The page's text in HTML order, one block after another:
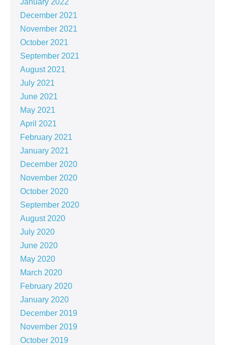
January 2022
December 2021
November 2021
October 2021
September 2021
August 2021
July 2021
June 2021
May 2021
April 2021
February 2021
January 2021
December 2020
November 2020
October 2020
September 2020
August 2020
July 2020
June 2020
May 2020
March 2020
February 2020
January 2020
December 2019
November 2019
October 2019